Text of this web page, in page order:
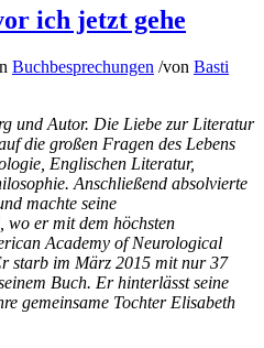
ich jetzt gehe
Buchbesprechungen /von Basti
und Autor. Die Liebe zur Literatur
die großen Fragen des Lebens
Englischen Literatur,
Anschließend absolvierte
machte seine
wo er mit dem höchsten
Academy of Neurological
starb im März 2015 mit nur 37
Buch. Er hinterlässt seine
gemeinsame Tochter Elisabeth